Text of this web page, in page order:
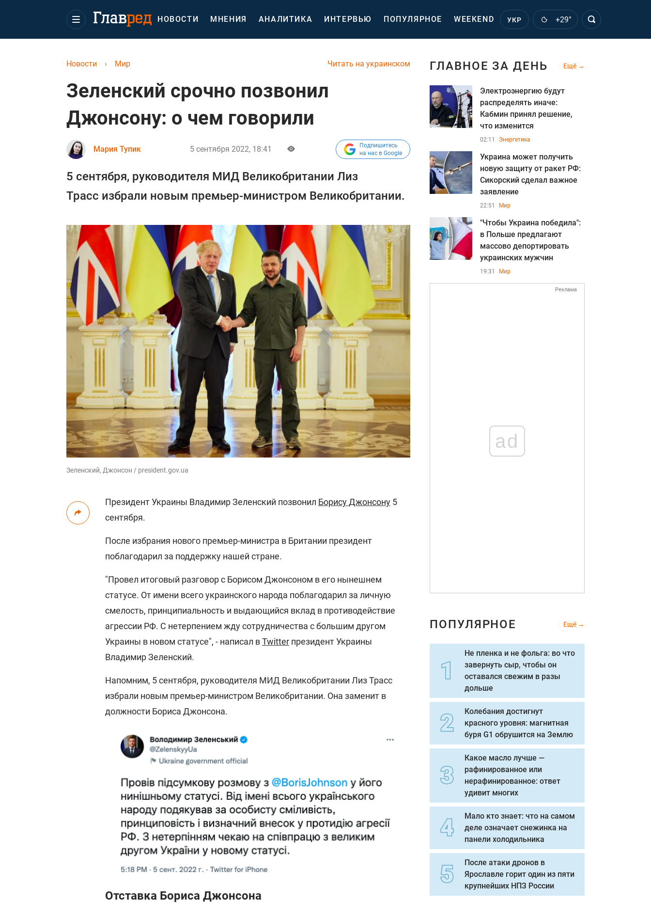
НОВОСТИ МНЕНИЯ АНАЛИТИКА ИНТЕРВЬЮ ПОПУЛЯРНОЕ WEEKEND УКР +29°
Читать на украинском
Новости › Мир
Зеленский срочно позвонил
Джонсону: о чем говорили
Мария Тупик 5 сентября 2022, 18:41
Подпишитесь
на нас в Google
5 сентября, руководителя МИД Великобритании Лиз
Трасс избрали новым премьер-министром Великобритании.
Зеленский, Джонсон / president.gov.ua
Президент Украины Владимир Зеленский позвонил Борису Джонсону 5
сентября.
После избрания нового премьер-министра в Британии президент
поблагодарил за поддержку нашей стране.
"Провел итоговый разговор с Борисом Джонсоном в его нынешнем
статусе. От имени всего украинского народа поблагодарил за личную
смелость, принципиальность и выдающийся вклад в противодействие
агрессии РФ. С нетерпением жду сотрудничества с большим другом
Украины в новом статусе", - написал вTwitter президент Украины
Владимир Зеленский.
Напомним, 5 сентября, руководителя МИД Великобритании Лиз Трасс
избрали новым премьер-министром Великобритании. Она заменит в
должности Бориса Джонсона.
Отставка Бориса Джонсона
ГЛАВНОЕ ЗА ДЕНЬ Ещё
Электроэнергию будут
распределять иначе:
Кабмин принял решение,
что изменится
02:11 Энергетика
Украина может получить
новую защиту от ракет РФ:
Сикорский сделал важное
заявление
22:51 Мир
"Чтобы Украина победила":
в Польше предлагают
массово депортировать
украинских мужчин
19:31 Мир
Реклама
ad
ПОПУЛЯРНОЕ Ещё
Не пленка и не фольга: во что
завернуть сыр, чтобы он
оставался свежим в разы
дольше
Колебания достигнут
красного уровня: магнитная
буря G1 обрушится на Землю
Какое масло лучше —
рафинированное или
нерафинированное: ответ
удивит многих
Мало кто знает: что на самом
деле означает снежинка на
панели холодильника
После атаки дронов в
Ярославле горит один из пяти
крупнейших НПЗ России